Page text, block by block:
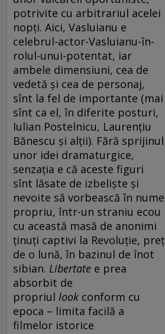
potrivite cu arbitrariul acelei
nopți. Aici, Vasluianu e
celebrul-actor-Vasluianu-în-
rolul-unui-potentat, iar
ambele dimensiuni, cea de
vedetă și cea de personaj,
sînt la fel de importante (mai
sînt ca el, în diferite posturi,
Iulian Postelnicu, Laurențiu
Bănescu și alții). Fără sprijinul
unor idei dramaturgice,
senzația e că aceste figuri
sînt lăsate de izbeliște și
nevoite să vorbească în nume
propriu, într-un straniu ecou
cu această masă de anonimi
ținuți captivi la Revoluție, preț
de o lună, în bazinul de înot
sibian. Libertate e prea
absorbit de
propriul look conform cu
epoca – limita facilă a
filmelor istorice